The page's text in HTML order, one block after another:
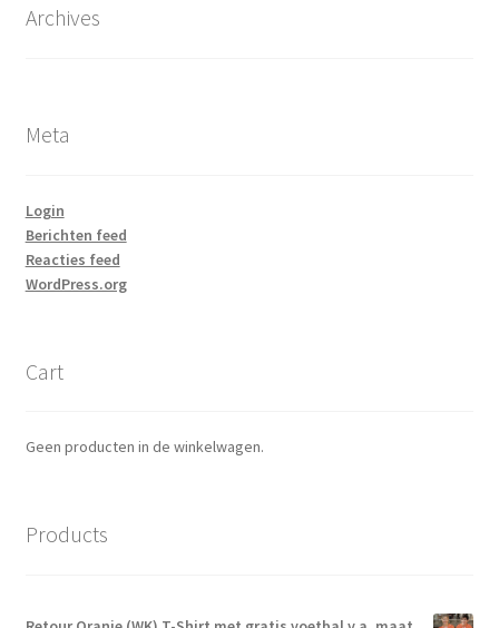
Archives
Meta
Login
Berichten feed
Reacties feed
WordPress.org
Cart
Geen producten in de winkelwagen.
Products